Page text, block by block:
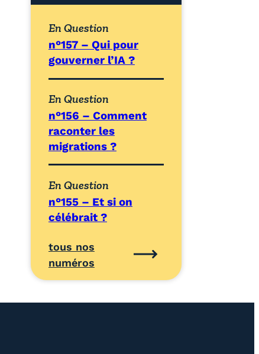
n°157 – Qui pour
gouverner l’IA ?
En Question
n°156 – Comment
raconter les
migrations ?
En Question
n°155 – Et si on
célébrait ?
En Question
tous nos
numéros